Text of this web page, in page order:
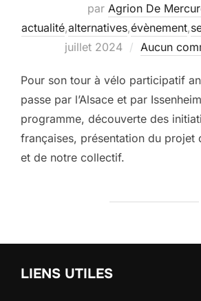
par Agrion De
actualité,alternatives,évènement,
juillet 2024
Aucun
Pour son tour à vélo participatif
passe par l’Alsace et par
programme, découverte des
françaises, présentation du projet
et de notre collectif.
LIENS UTILES